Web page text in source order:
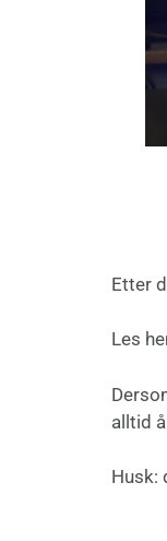
Etter
Les
alltid
Husk: